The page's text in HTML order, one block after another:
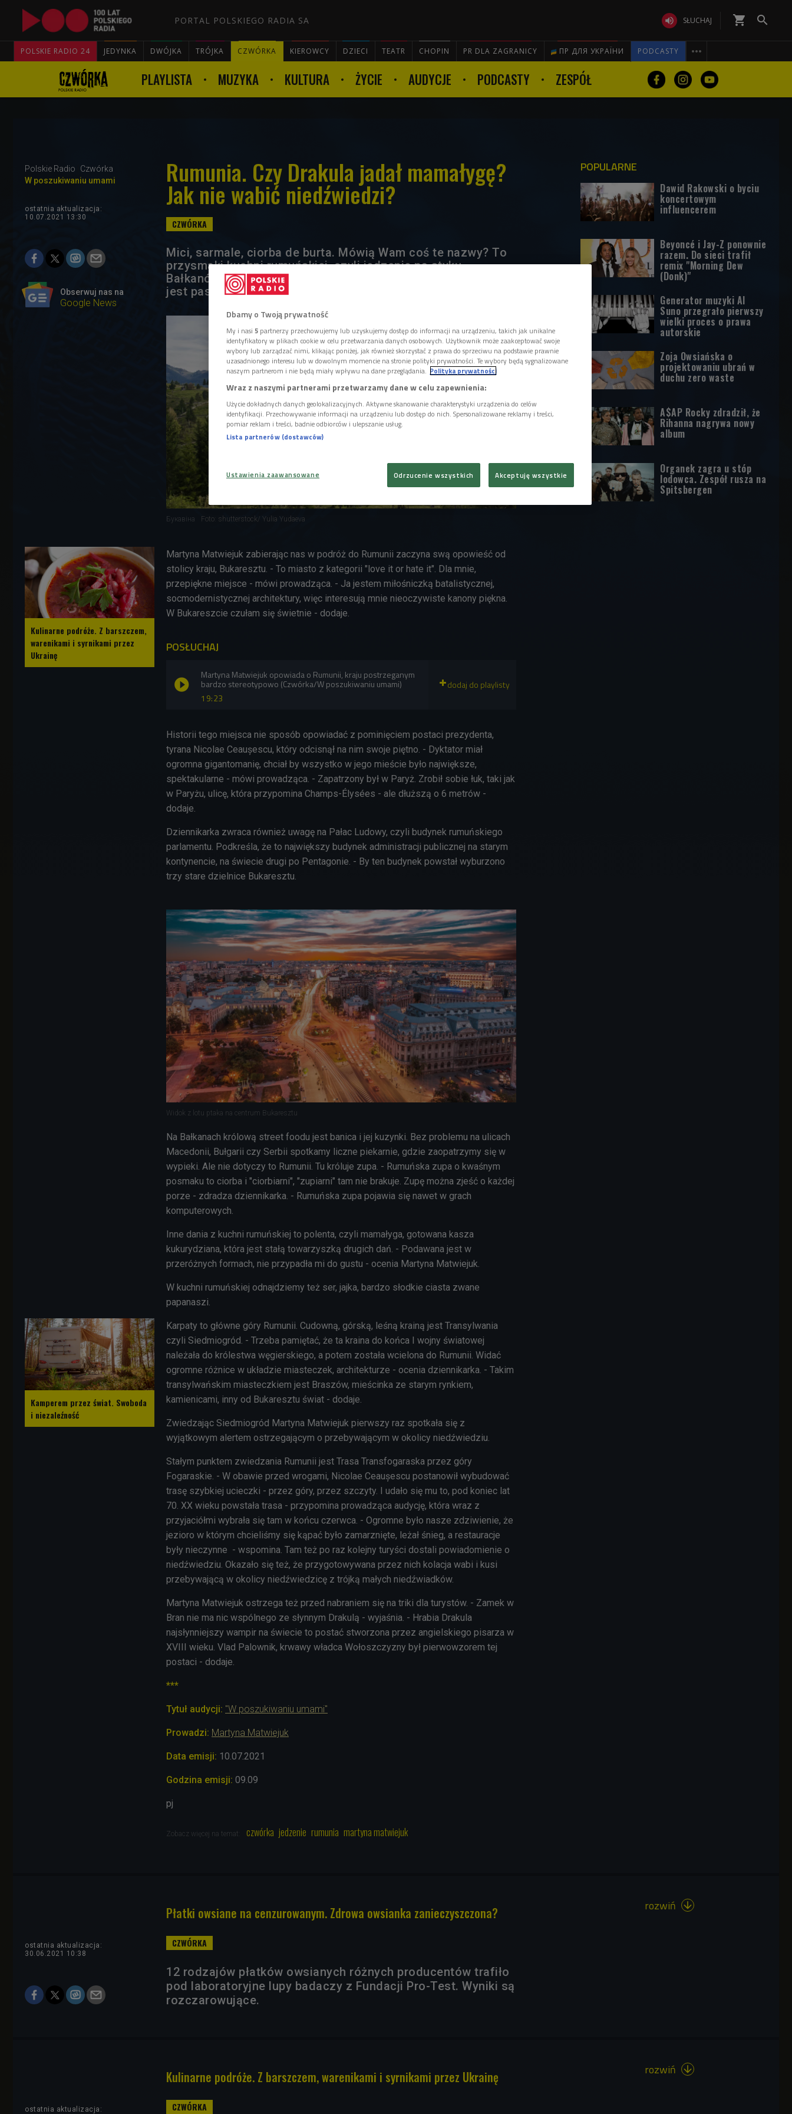
PORTAL POLSKIEGO RADIA SA  SŁUCHAJ shopping_cart 
POLSKIE RADIO 24 JEDYNKA DWÓJKA TRÓJKA CZWÓRKA KIEROWCY DZIECI TEATR CHOPIN PR DLA ZAGRANICY ПР ДЛЯ УКРАЇНИ PODCASTY 

PLAYLISTA MUZYKA KULTURA ŻYCIE AUDYCJE PODCASTY ZESPÓŁ
Polskie Radio
Czwórka
W poszukiwaniu umami
Rumunia. Czy Drakula jadał mamałygę?
Jak nie wabić niedźwiedzi?
ostatnia aktualizacja:
10.07.2021 13:30
Obserwuj nas na
Google News
Mici, sarmale, ciorba de burta. Mówią Wam coś te nazwy? To
przysmaki kuchni rumuńskiej, czyli jedzenie na styku
Bałkanów i dawnych Austro-Węgier. Czy mamałyga faktycznie
jest paskudna?
Букавіна Foto: shutterstock/ Yulia Yudaeva
Kulinarne podróże. Z barszczem,
warenikami i syrnikami przez
Ukrainę
Martyna Matwiejuk zabierając nas w podróż do Rumunii zaczyna swą opowieść od
stolicy kraju, Bukaresztu. - To miasto z kategorii "love it or hate it". Dla mnie,
przepiękne miejsce - mówi prowadząca. - Ja jestem miłośniczką batalistycznej,
socmodernistycznej architektury, więc interesują mnie nieoczywiste kanony piękna.
W Bukareszcie czułam się świetnie - dodaje.
POSŁUCHAJ
19:23
Martyna Matwiejuk opowiada o Rumunii, kraju postrzeganym
bardzo stereotypowo (Czwórka/W poszukiwaniu umami)
Historii tego miejsca nie sposób opowiadać z pominięciem postaci prezydenta,
tyrana Nicolae Ceaușescu, który odcisnął na nim swoje piętno. - Dyktator miał
ogromna gigantomanię, chciał by wszystko w jego mieście było największe,
spektakularne - mówi prowadząca. - Zapatrzony był w Paryż. Zrobił sobie łuk, taki jak
w Paryżu, ulicę, która przypomina Champs-Élysées - ale dłuższą o 6 metrów -
dodaje.
Dziennikarka zwraca również uwagę na Pałac Ludowy, czyli budynek rumuńskiego
parlamentu. Podkreśla, że to największy budynek administracji publicznej na starym
kontynencie, na świecie drugi po Pentagonie. - By ten budynek powstał wyburzono
trzy stare dzielnice Bukaresztu.
Widok z lotu ptaka na centrum Bukaresztu
Na Bałkanach królową street foodu jest banica i jej kuzynki. Bez problemu na ulicach
Macedonii, Bułgarii czy Serbii spotkamy liczne piekarnie, gdzie zaopatrzymy się w
wypieki. Ale nie dotyczy to Rumunii. Tu króluje zupa. - Rumuńska zupa o kwaśnym
posmaku to ciorba i "ciorbiarni", "zupiarni" tam nie brakuje. Zupę można zjeść o każdej
porze - zdradza dziennikarka. - Rumuńska zupa pojawia się nawet w grach
komputerowych.
Inne dania z kuchni rumuńskiej to polenta, czyli mamałyga, gotowana kasza
kukurydziana, która jest stałą towarzyszką drugich dań. - Podawana jest w
przeróżnych formach, nie przypadła mi do gustu - ocenia Martyna Matwiejuk.
W kuchni rumuńskiej odnajdziemy też ser, jajka, bardzo słodkie ciasta zwane
papanaszi.
Kamperem przez świat. Swoboda
i niezaleźność
Karpaty to główne góry Rumunii. Cudowną, górską, leśną krainą jest Transylwania
czyli Siedmiogród. - Trzeba pamiętać, że ta kraina do końca I wojny światowej
należała do królestwa węgierskiego, a potem została wcielona do Rumunii. Widać
ogromne różnice w układzie miasteczek, architekturze - ocenia dziennikarka. - Takim
transylwańskim miasteczkiem jest Braszów, mieścinka ze starym rynkiem,
kamienicami, inny od Bukaresztu świat - dodaje.
Zwiedzając Siedmiogród Martyna Matwiejuk pierwszy raz spotkała się z
wyjątkowym alertem ostrzegającym o przebywającym w okolicy niedźwiedziu.
Stałym punktem zwiedzania Rumunii jest Trasa Transfogaraska przez góry
Fogaraskie. - W obawie przed wrogami, Nicolae Ceaușescu postanowił wybudować
trasę szybkiej ucieczki - przez góry, przez szczyty. I udało się mu to, pod koniec lat
70. XX wieku powstała trasa - przypomina prowadząca audycję, która wraz z
przyjaciółmi wybrała się tam w końcu czerwca. - Ogromne było nasze zdziwienie, że
jezioro w którym chcieliśmy się kąpać było zamarznięte, leżał śnieg, a restauracje
były nieczynne - wspomina. Tam też po raz kolejny turyści dostali powiadomienie o
niedźwiedziu. Okazało się też, że przygotowywana przez nich kolacja wabi i kusi
przebywającą w okolicy niedźwiedzicę z trójką małych niedźwiadków.
Martyna Matwiejuk ostrzega też przed nabraniem się na triki dla turystów. - Zamek w
Bran nie ma nic wspólnego ze słynnym Drakulą - wyjaśnia. - Hrabia Drakula
najsłynniejszy wampir na świecie to postać stworzona przez angielskiego pisarza w
XVIII wieku. Vlad Palownik, krwawy władca Wołoszczyzny był pierwowzorem tej
postaci - dodaje.
***
Tytuł audycji: "W poszukiwaniu umami"
Prowadzi: Martyna Matwiejuk
Data emisji: 10.07.2021
Godzina emisji: 09.09
pj
Zobacz więcej na temat: czwórka jedzenie rumunia martyna matwiejuk
POPULARNE
Dawid Rakowski o byciu
koncertowym
influencerem
Beyoncé i Jay-Z ponownie
razem. Do sieci trafił
remix "Morning Dew
(Donk)"
Generator muzyki AI
Suno przegrało pierwszy
wielki proces o prawa
autorskie
Zoja Owsiańska o
projektowaniu ubrań w
duchu zero waste
A$AP Rocky zdradził, że
Rihanna nagrywa nowy
album
Organek zagra u stóp
lodowca. Zespół rusza na
Spitsbergen
Płatki owsiane na cenzurowanym. Zdrowa owsianka zanieczyszczona?
ostatnia aktualizacja:
30.06.2021 10:38
12 rodzajów płatków owsianych różnych producentów trafiło
pod laboratoryjne lupy badaczy z Fundacji Pro-Test. Wyniki są
rozczarowujące.
rozwiń 
Kulinarne podróże. Z barszczem, warenikami i syrnikami przez Ukrainę
ostatnia aktualizacja:
rozwiń 
Dbamy o Twoją prywatność
My i nasi 5 partnerzy przechowujemy lub uzyskujemy dostęp do informacji na urządzeniu, takich jak unikalne
identyfikatory w plikach cookie w celu przetwarzania danych osobowych. Użytkownik może zaakceptować swoje
wybory lub zarządzać nimi, klikając poniżej, jak również skorzystać z prawa do sprzeciwu na podstawie prawnie
uzasadnionego interesu lub w dowolnym momencie na stronie polityki prywatności. Te wybory będą sygnalizowane
naszym partnerom i nie będą miały wpływu na dane przeglądania. Polityka prywatności
Wraz z naszymi partnerami przetwarzamy dane w celu zapewnienia:
Użycie dokładnych danych geolokalizacyjnych. Aktywne skanowanie charakterystyki urządzenia do celów
identyfikacji. Przechowywanie informacji na urządzeniu lub dostęp do nich. Spersonalizowane reklamy i treści,
pomiar reklam i treści, badnie odbiorców i ulepszanie usług.
Lista partnerów (dostawców)
Ustawienia zaawansowane Odrzucenie wszystkich Akceptuję wszystkie